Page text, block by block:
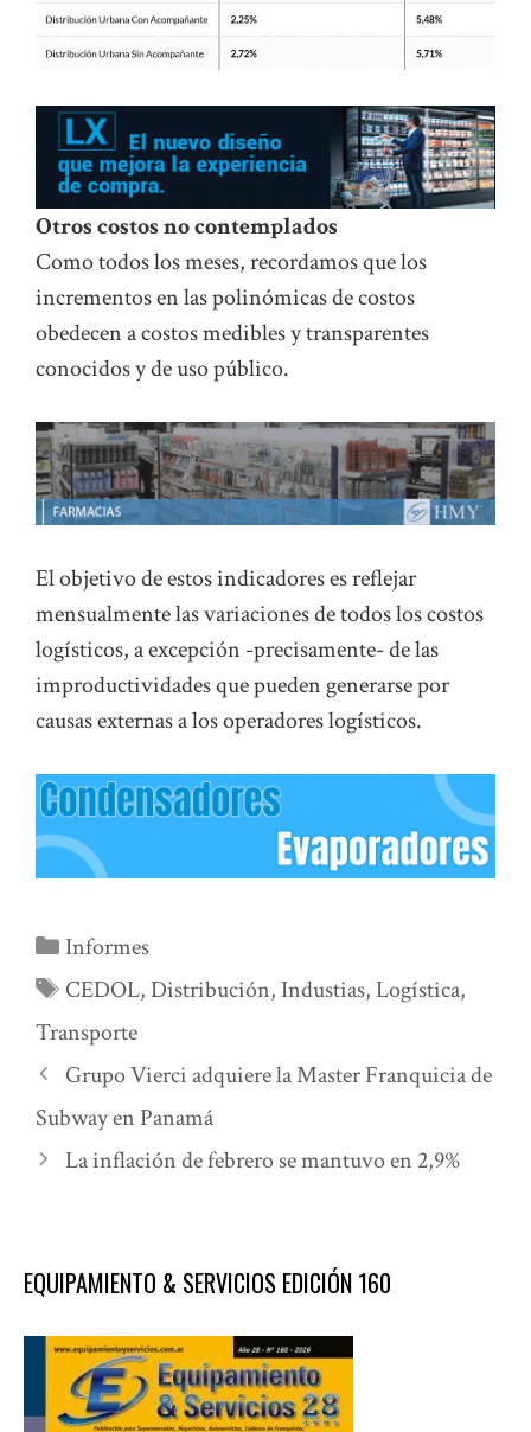
Otros costos no contemplados
Como todos los meses, recordamos que los
incrementos en las polinómicas de costos
obedecen a costos medibles y transparentes
conocidos y de uso público.
El objetivo de estos indicadores es reflejar
mensualmente las variaciones de todos los costos
logísticos, a excepción -precisamente- de las
improductividades que pueden generarse por
causas externas a los operadores logísticos.
Categorías
Informes
Etiquetas
CEDOL,Distribución, Industias,Logística,
Transporte
Grupo Vierci adquiere la Master Franquicia de
Subway en Panamá
La inflación de febrero se mantuvo en 2,9%
EQUIPAMIENTO & SERVICIOS EDICIÓN 160